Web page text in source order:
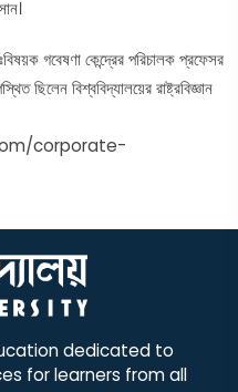
গবেষণা কেন্দ্রের পরিচালক প্রফেসর
ছিলেন বিশ্ববিদ্যালয়ের রাষ্ট্রবিজ্ঞান
corporate-
dedicated to
for learners from all